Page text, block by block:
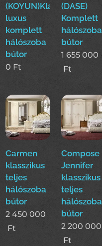
(KOYUN)Klasszikus
luxus
komplett
hálószoba
bútor
0 Ft
(DASE)
Komplett
hálószoba
bútor
1 655 000
Ft
Carmen
klasszikus
teljes
hálószoba
bútor
2 450 000
Ft
Compose
Jennifer
klasszikus
teljes
hálószoba
bútor
2 200 000
Ft